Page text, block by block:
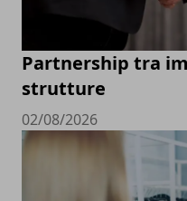
Partnership tra
strutture
02/08/2026